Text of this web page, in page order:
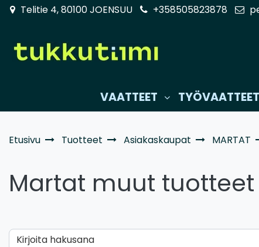
Siirry pääsisältöön
Telitie 4, 80100 JOENSUU +358505823878
VAATTEET TYÖVAATTEET
Etusivu Tuotteet Asiakaskaupat MARTAT
Martat muut tuotteet
Kirjoita hakusana